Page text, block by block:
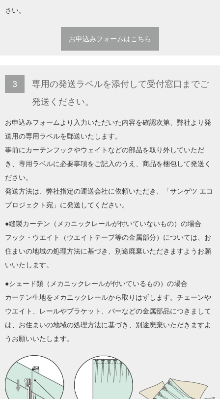
さい。
お申込みフォームはこちら
3
専用の発送ラベルを添付して受付窓口までご
発送ください。
お申込みフォームより入力いただいた内容を確認次第、弊社より発
送用の専用ラベルを郵送いたします。
事前にカーテンフックやウェイトなどの部品を取り外していただ
き、専用ラベルに必要事項をご記入のうえ、商品を梱包して発送く
ださい。
発送方法は、弊社指定の運送会社に依頼いただき、「サンゲツ エコ
プロジェクト宛」に発送してください。
●縫製カーテン（メカニックレールが付いていないもの）の場合
フック・ウエイト（ウエイトテープ等の金属部分）については、お
住まいの地域の処理方法に基づき、別途廃棄いただきますようお願
いいたします。
●シェード類（メカニックレールが付いているもの）の場合
カーテン生地をメカニックレールから取りはずします。チェーンや
ウエイト、レールやブラケット、バーなどの金属部品につきまして
は、お住まいの地域の処理方法に基づき、別途廃棄いただきますよ
うお願いいたします。